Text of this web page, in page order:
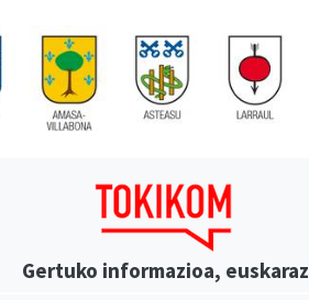
Gertuko informazioa, euskaraz